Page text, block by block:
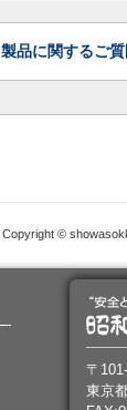
製品に関するご質
Copyright ©
〒
東京